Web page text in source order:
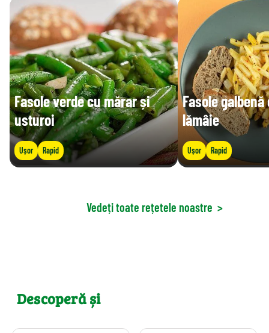
Fasole verde cu mărar și
usturoi
Ușor Rapid
Fasole
lămâie
Ușor Rapid
Vedeți toate rețetele noastre >
Descoperă și